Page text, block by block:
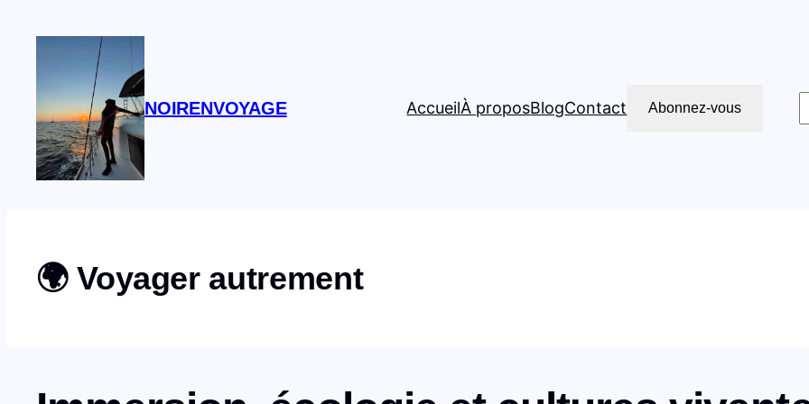
NOIRENVOYAGE AccueilÀ proposBlogContact Abonnez-vous
🌍 Voyager autrement